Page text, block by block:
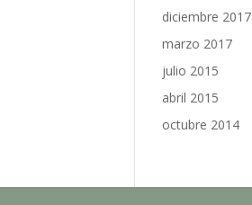
diciembre 2017
marzo 2017
julio 2015
abril 2015
octubre 2014